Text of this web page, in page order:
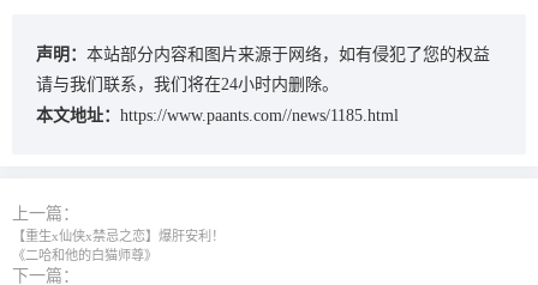
声明： 本站部分内容和图片来源于网络，如有侵犯了您的权益
请与我们联系，我们将在24小时内删除。
本文地址： https://www.paants.com//news/1185.html
上一篇：
【重生x仙侠x禁忌之恋】爆肝安利！
《二哈和他的白猫师尊》
下一篇：